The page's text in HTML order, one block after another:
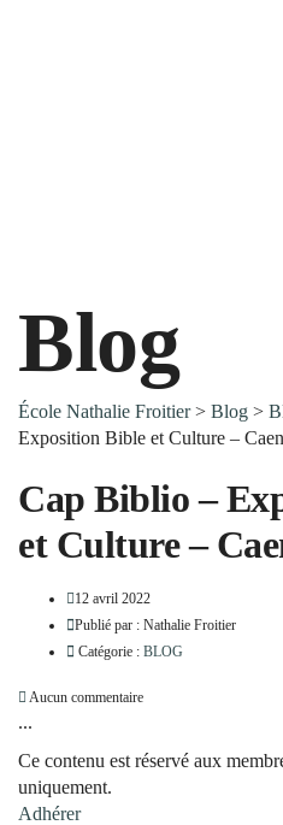
Blog
École Nathalie Froitier> Blog >
Exposition Bible et Culture –
Cap Biblio –
et Culture –
12 avril 2022
Publié par : Nathalie Froitier
Catégorie : BLOG
Aucun commentaire
...
Ce contenu est réservé aux
uniquement.
Adhérer